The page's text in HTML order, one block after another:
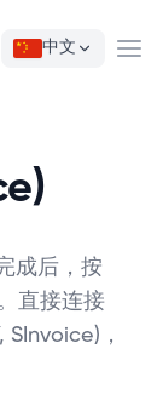
中文
成后，按
直接连接
，